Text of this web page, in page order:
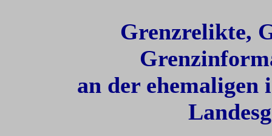
Grenzrelikte,
an der ehemaligen